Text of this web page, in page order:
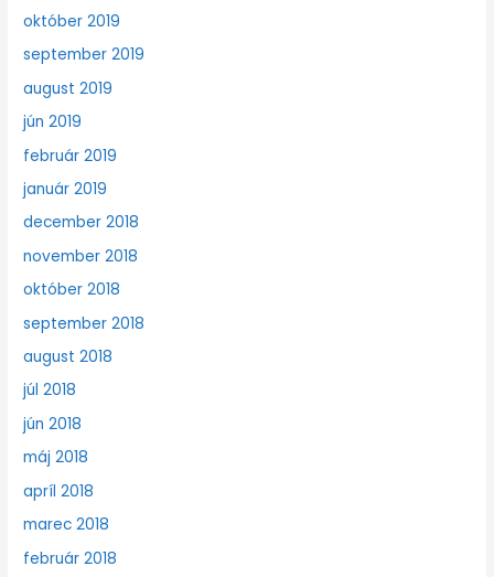
október 2019
september 2019
august 2019
jún 2019
február 2019
január 2019
december 2018
november 2018
október 2018
september 2018
august 2018
júl 2018
jún 2018
máj 2018
apríl 2018
marec 2018
február 2018